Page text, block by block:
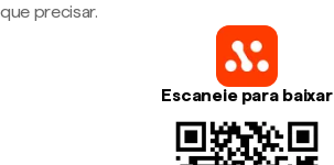
que precisar.
Escaneie para baixar